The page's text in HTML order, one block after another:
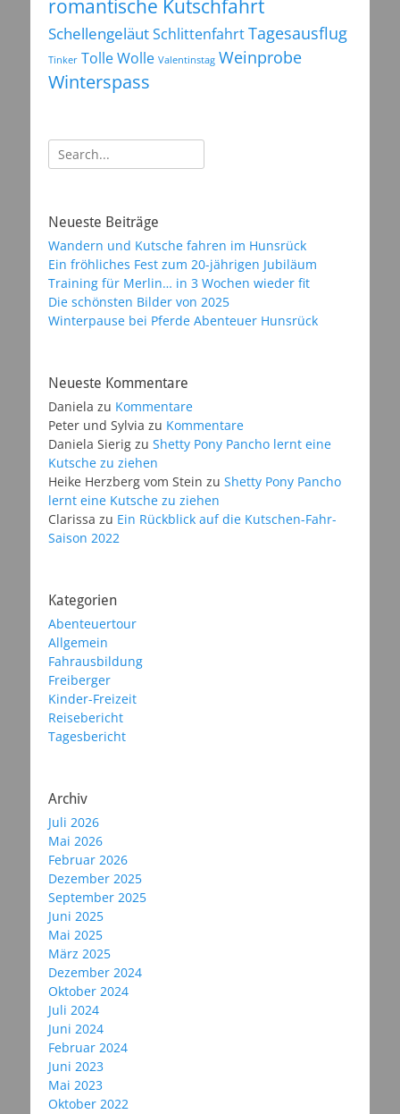
romantische Kutschfahrt
SchellengeläutSchlittenfahrtTagesausflug
Tinker Tolle Wolle Valentinstag Weinprobe
Winterspass
Suchen
nach:
Neueste Beiträge
Wandern und Kutsche fahren im Hunsrück
Ein fröhliches Fest zum 20-jährigen Jubiläum
Training für Merlin… in 3 Wochen wieder fit
Die schönsten Bilder von 2025
Winterpause bei Pferde Abenteuer Hunsrück
Neueste Kommentare
Daniela zu Kommentare
Peter und Sylvia zu Kommentare
Daniela Sierig zu Shetty Pony Pancho lernt eine
Kutsche zu ziehen
Heike Herzberg vom Stein zu Shetty Pony Pancho
lernt eine Kutsche zu ziehen
Clarissa zu Ein Rückblick auf die Kutschen-Fahr-
Saison 2022
Kategorien
Abenteuertour
Allgemein
Fahrausbildung
Freiberger
Kinder-Freizeit
Reisebericht
Tagesbericht
Archiv
Juli 2026
Mai 2026
Februar 2026
Dezember 2025
September 2025
Juni 2025
Mai 2025
März 2025
Dezember 2024
Oktober 2024
Juli 2024
Juni 2024
Februar 2024
Juni 2023
Mai 2023
Oktober 2022